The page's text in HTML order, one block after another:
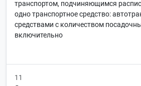
транспортом, подчиняющимся
одно транспортное средство:
средствами с количеством
включительно
11